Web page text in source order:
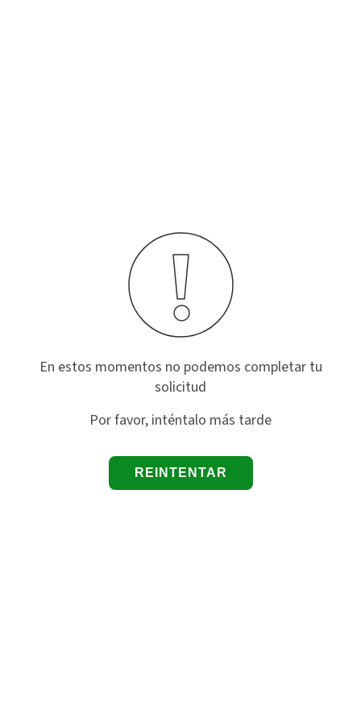
En estos momentos no podemos completar tu
solicitud
Por favor, inténtalo más tarde
REINTENTAR